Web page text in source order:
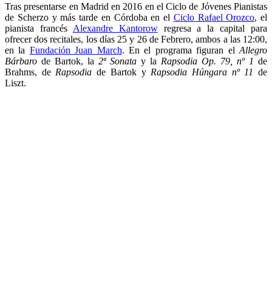
Tras presentarse en Madrid en 2016 en el Ciclo de Jóvenes Pianistas
de Scherzo y más tarde en Córdoba en el Ciclo Rafael Orozco, el
pianista francés Alexandre Kantorowregresa a la capital para
ofrecer dos recitales, los días 25 y 26 de Febrero, ambos a las 12:00,
en la Fundación Juan March. En el programa figuran elAllegro
Bárbaro de Bartok, la 2ª Sonata y la Rapsodia Op. 79, nº 1 de
Brahms, de Rapsodia de Bartok y Rapsodia Húngara nº 11 de
Liszt.